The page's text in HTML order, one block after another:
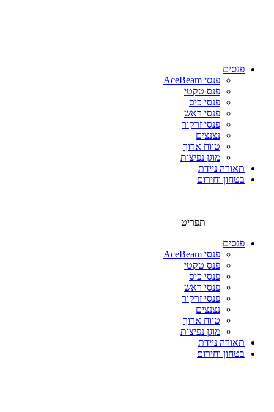
פנסים
פנסי AceBeam
פנס טקטי
פנסי כיס
פנסי ראש
פנסי זרקור
נצנצים
טווח ארוך
מוגן נפיצות
תאורה ניידת
בטחון וחירום
תפריט
פנסים
פנסי AceBeam
פנס טקטי
פנסי כיס
פנסי ראש
פנסי זרקור
נצנצים
טווח ארוך
מוגן נפיצות
תאורה ניידת
בטחון וחירום